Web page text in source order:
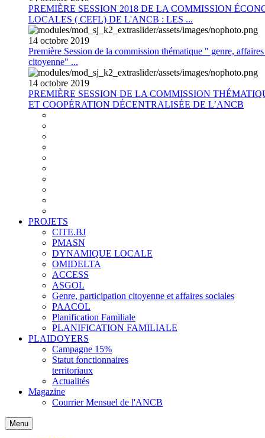
PREMIÈRE SESSION 2018 DE LA COMMISSION
LOCALES ( CEFL) DE L'ANCB : LES ...
14 octobre 2019
Première Session de la commission thématique " genre,
citoyenne" ...
14 octobre 2019
PREMIÈRE SESSION DE LA COMMISSION
ET COOPÉRATION DÉCENTRALISÉE DE L’ANCB
PROJETS
CITE.BJ
PMASN
DYNAMIQUE LOCALE
OMIDELTA
ACCESS
ASGOL
Genre, participation citoyenne et affaires sociales
PAACOL
Planification Familiale
PLANIFICATION FAMILIALE
PLAIDOYERS
Campagne 15%
Statut fonctionnaires
territoriaux
Actualités
Magazine
Courrier Mensuel de l'ANCB
Menu